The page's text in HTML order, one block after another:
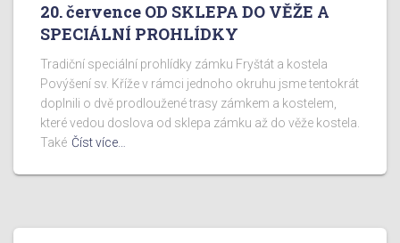
20. července OD SKLEPA DO VĚŽE A
SPECIÁLNÍ PROHLÍDKY
Tradiční speciální prohlídky zámku Fryštát a kostela
Povýšení sv. Kříže v rámci jednoho okruhu jsme tentokrát
doplnili o dvě prodloužené trasy zámkem a kostelem,
které vedou doslova od sklepa zámku až do věže kostela.
Také Číst více…